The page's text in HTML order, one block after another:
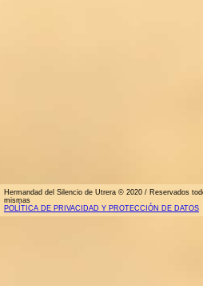
Hermandad del Silencio de Utrera © 2020 / Reservados
mismas
POLÍTICA DE PRIVACIDAD Y PROTECCIÓN DE DATOS